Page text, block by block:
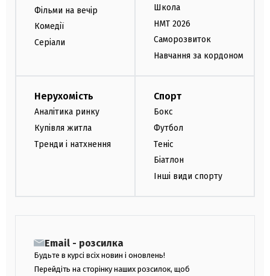
Фільми на вечір
Комедії
Серіали
Школа
НМТ 2026
Саморозвиток
Навчання за кордоном
Нерухомість
Аналітика ринку
Купівля житла
Тренди і натхнення
Спорт
Бокс
Футбол
Теніс
Біатлон
Інші види спорту
Email - розсилка
Будьте в курсі всіх новин і оновлень!
Перейдіть на сторінку наших розсилок, щоб